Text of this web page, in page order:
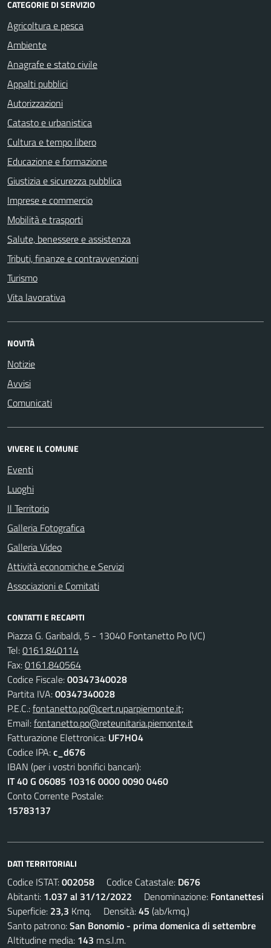
CATEGORIE DI SERVIZIO
Agricoltura e pesca
Ambiente
Anagrafe e stato civile
Appalti pubblici
Autorizzazioni
Catasto e urbanistica
Cultura e tempo libero
Educazione e formazione
Giustizia e sicurezza pubblica
Imprese e commercio
Mobilità e trasporti
Salute, benessere e assistenza
Tributi, finanze e contravvenzioni
Turismo
Vita lavorativa
NOVITÀ
Notizie
Avvisi
Comunicati
VIVERE IL COMUNE
Eventi
Luoghi
Il Territorio
Galleria Fotografica
Galleria Video
Attività economiche e Servizi
Associazioni e Comitati
CONTATTI E RECAPITI
Piazza G. Garibaldi, 5 - 13040 Fontanetto Po (VC)
Tel:0161.840114
Fax:0161.840564
Codice Fiscale:00347340028
Partita IVA:00347340028
P.E.C.:fontanetto.po@cert.ruparpiemonte.it;
Email:fontanetto.po@reteunitaria.piemonte.it
Fatturazione Elettronica: UF7HO4
Codice IPA:c_d676
IBAN (per i vostri bonifici bancari):
IT 40 G 06085 10316 0000 0090 0460
Conto Corrente Postale:
15783137
DATI TERRITORIALI
Codice ISTAT:002058 Codice Catastale: D676
Abitanti: 1.037 al 31/12/2022 Denominazione: Fontanettesi
Superficie: 23,3 Kmq. Densità:45 (ab/kmq.)
Santo patrono:San Bonomio - prima domenica di settembre
Altitudine media: 143 m.s.l.m.